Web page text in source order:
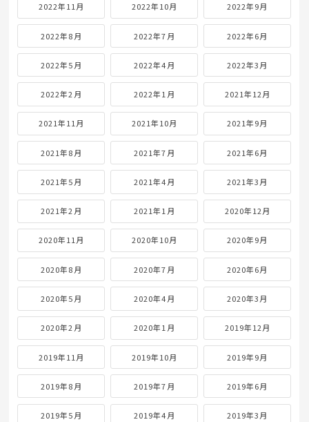
2022年11月 2022年10月 2022年9月
2022年8月 2022年7月 2022年6月
2022年5月 2022年4月 2022年3月
2022年2月 2022年1月 2021年12月
2021年11月 2021年10月 2021年9月
2021年8月 2021年7月 2021年6月
2021年5月 2021年4月 2021年3月
2021年2月 2021年1月 2020年12月
2020年11月 2020年10月 2020年9月
2020年8月 2020年7月 2020年6月
2020年5月 2020年4月 2020年3月
2020年2月 2020年1月 2019年12月
2019年11月 2019年10月 2019年9月
2019年8月 2019年7月 2019年6月
2019年5月 2019年4月 2019年3月